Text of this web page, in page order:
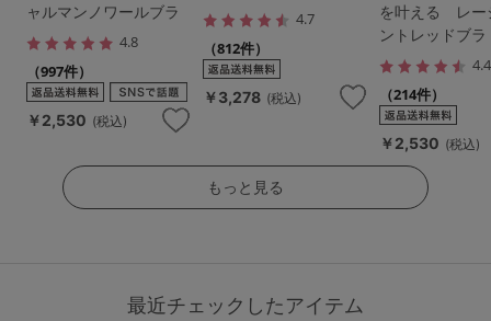
ャルマンノワールブラ
4.8
（997件）
￥2,530 (税込)
4.7
（812件）
￥3,278 (税込)
を叶える レー
ントレッドブラ
4.4
（214件）
￥2,530 (税込)
もっと見る
最近チェックしたアイテム